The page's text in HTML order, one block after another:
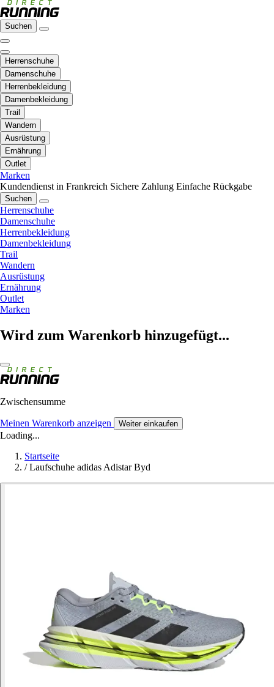
Suchen
Herrenschuhe
Damenschuhe
Herrenbekleidung
Damenbekleidung
Trail
Wandern
Ausrüstung
Ernährung
Outlet
Marken
Kundendienst in Frankreich Sichere Zahlung Einfache Rückgabe
Suchen
Herrenschuhe
Damenschuhe
Herrenbekleidung
Damenbekleidung
Trail
Wandern
Ausrüstung
Ernährung
Outlet
Marken
Wird zum Warenkorb hinzugefügt...
Zwischensumme
Meinen Warenkorb anzeigen Weiter einkaufen
Loading...
Startseite
/ Laufschuhe adidas Adistar Byd